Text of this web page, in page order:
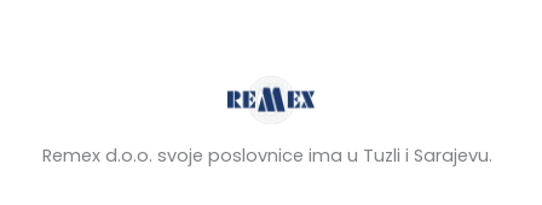
Remex d.o.o. svoje poslovnice ima u Tuzli i Sarajevu.